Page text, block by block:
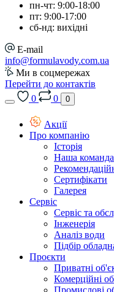
пн-чт: 9:00-18:00
пт: 9:00-17:00
сб-нд: вихідні
E-mail
info@formulavody.com.ua
Ми в соцмережах
Перейти до контактів
0
0 0
Акції
Про компанію
Історія
Наша команда
Сертифікати
Галерея
Сервіс
Сервіс та
Інженерія
Аналіз води
Підбір
Проєкти
Приватні
Комерційні
Промислові